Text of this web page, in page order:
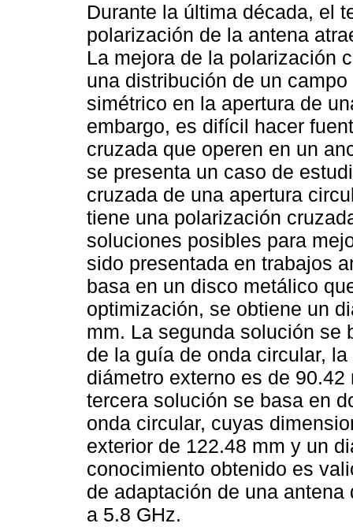
Durante la última década, el
polarización de la antena
La mejora de la polarización
una distribución de un
simétrico en la apertura de
embargo, es difícil hacer
cruzada que operen en un
se presenta un caso de
cruzada de una apertura
tiene una polarización
soluciones posibles para
sido presentada en trabajos
basa en un disco metálico
optimización, se obtiene un
mm. La segunda solución se
de la guía de onda circular,
diámetro externo es de
tercera solución se basa en
onda circular, cuyas
exterior de 122.48 mm y un
conocimiento obtenido es
de adaptación de una
a 5.8 GHz.